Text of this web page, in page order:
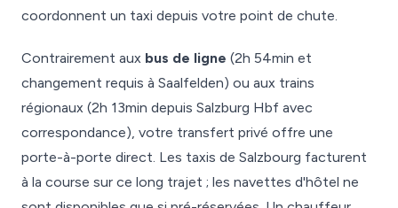
coordonnent un taxi depuis votre point de chute.
Contrairement aux bus de ligne (2h 54min et
changement requis à Saalfelden) ou aux trains
régionaux (2h 13min depuis Salzburg Hbf avec
correspondance), votre transfert privé offre une
porte-à-porte direct. Les taxis de Salzbourg facturent
à la course sur ce long trajet ; les navettes d'hôtel ne